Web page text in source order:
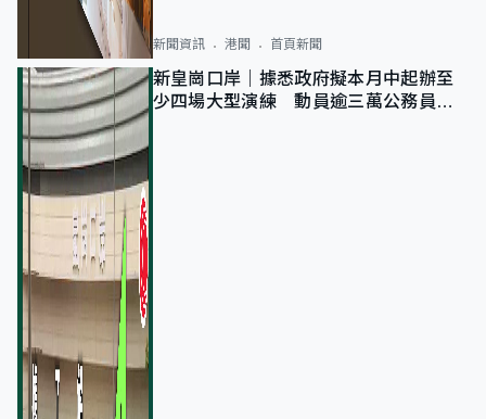
新聞資訊 港聞 首頁新聞
新皇崗口岸｜據悉政府擬本月中起辦至
少四場大型演練 動員逾三萬公務員人